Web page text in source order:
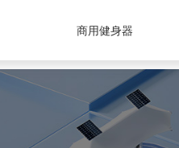
商用健身器